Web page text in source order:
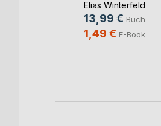
Elias Winterfeld
13,99 € Buch
1,49 € E-Book